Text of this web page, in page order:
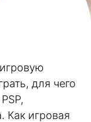
для чего
Как игровая